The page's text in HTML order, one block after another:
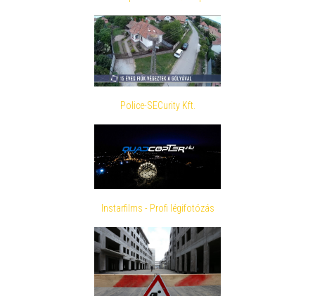
Police-SECurity Kft.
Instarfilms - Profi légifotózás